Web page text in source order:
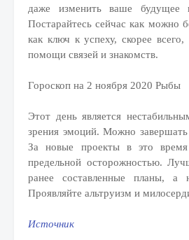
даже изменить ваше будущее
Постарайтесь сейчас как можно
как ключ к успеху, скорее
помощи связей и знакомств.
Гороскоп на 2 ноября 2020 Рыбы
Этот день является
зрения эмоций. Можно завершать
За новые проекты в это время
предельной осторожностью.
ранее составленные планы, а
Проявляйте альтруизм и
Источник